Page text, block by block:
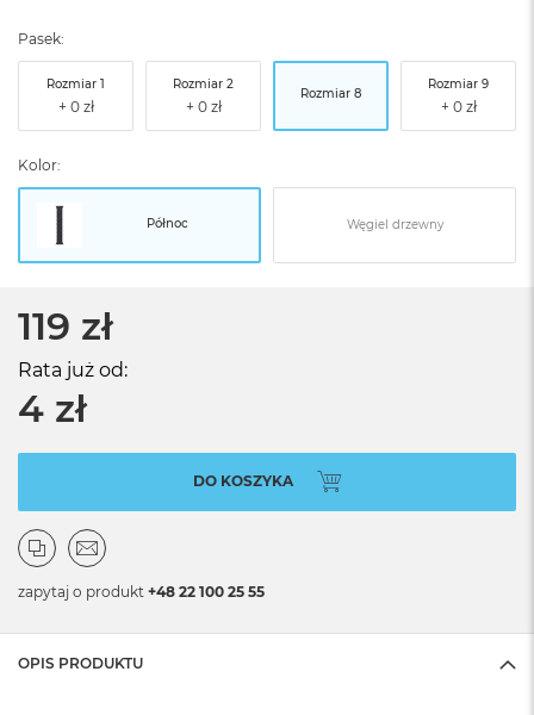
Pasek:
Rozmiar 1 Rozmiar 2
Rozmiar 8
Rozmiar 9
Kolor:
Północ Węgiel drzewny
119 zł
Rata już od:
4 zł
DO KOSZYKA
zapytaj o produkt +48 22 100 25 55
OPIS PRODUKTU